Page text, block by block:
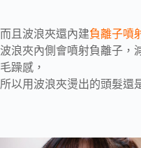
而且波浪夾還內建負離子噴
波浪夾內側會噴射負離子，
毛躁感，
所以用波浪夾燙出的頭髮還